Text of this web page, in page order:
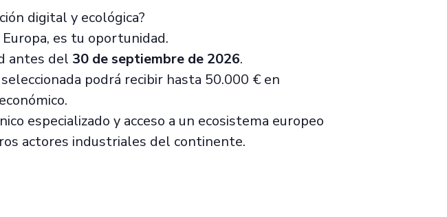
digital y ecológica?
es tu oportunidad.
antes del 30 de septiembre de 2026.
podrá recibir hasta 50.000 € en
especializado y acceso a un ecosistema europeo
actores industriales del continente.